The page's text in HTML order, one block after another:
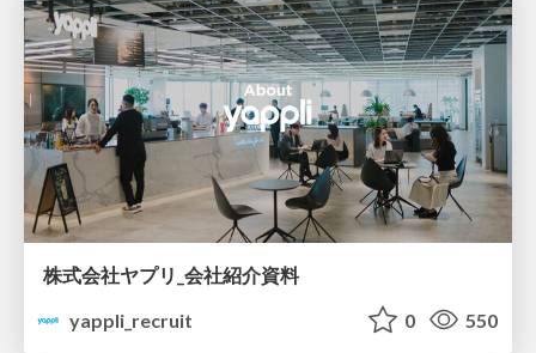
株式会社ヤプリ_会社紹介資料
yappli_recruit
0 550